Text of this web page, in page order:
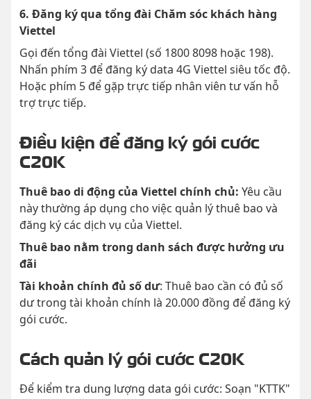
6. Đăng ký qua tổng đài Chăm sóc khách hàng
Viettel
Gọi đến tổng đài Viettel (số 1800 8098 hoặc 198).
Nhấn phím 3 để đăng ký data 4G Viettel siêu tốc độ.
Hoặc phím 5 để gặp trực tiếp nhân viên tư vấn hỗ
trợ trực tiếp.
Điều kiện để đăng ký gói cước
C20K
Thuê bao di động của Viettel chính chủ: Yêu cầu
này thường áp dụng cho việc quản lý thuê bao và
đăng ký các dịch vụ của Viettel.
Thuê bao nằm trong danh sách được hưởng ưu
đãi
Tài khoản chính đủ số dư: Thuê bao cần có đủ số
dư trong tài khoản chính là 20.000 đồng để đăng ký
gói cước.
Cách quản lý gói cước C20K
Để kiểm tra dung lượng data gói cước: Soạn "KTTK"